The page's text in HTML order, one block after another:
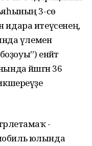
3-сө
идара итеүсенең,
үлеменә
енәйәт
йәшәгән 36
-
юлында